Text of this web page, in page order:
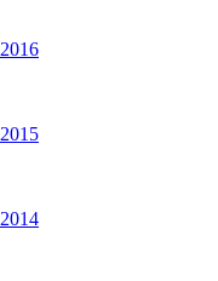
2016
2015
2014